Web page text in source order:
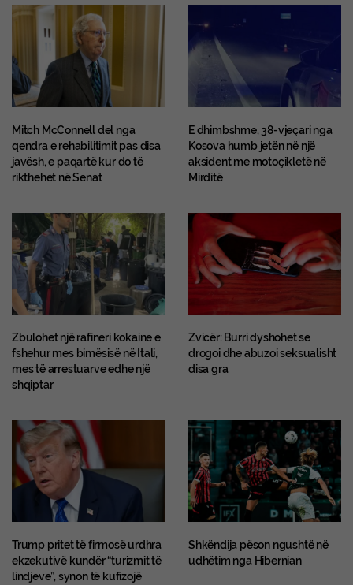
Mitch McConnell del nga
qendra e rehabilitimit pas disa
javësh, e paqartë kur do të
rikthehet në Senat
E dhimbshme, 38-vjeçari nga
Kosova humb jetën në një
aksident me motoçikletë në
Mirditë
Zbulohet një rafineri kokaine e
fshehur mes bimësisë në Itali,
mes të arrestuarve edhe një
shqiptar
Zvicër: Burri dyshohet se
drogoi dhe abuzoi seksualisht
disa gra
Trump pritet të firmosë urdhra
ekzekutivë kundër “turizmit të
lindjeve”, synon të kufizojë
Shkëndija pëson ngushtë në
udhëtim nga Hibernian